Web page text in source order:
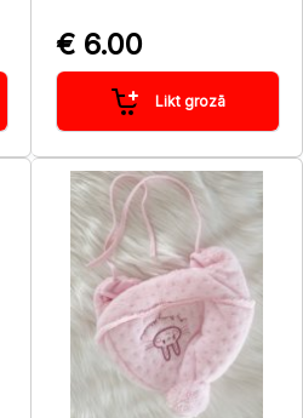
€ 6.00
Likt grozā